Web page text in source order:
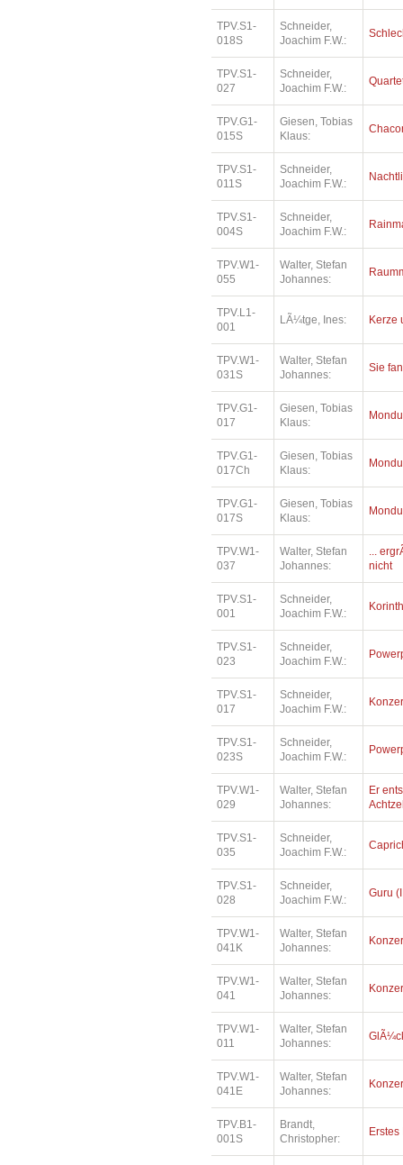
TPV.S1-
018S
Schneider,
Joachim F.W.:
TPV.S1-
027
Schneider,
Joachim F.W.:
TPV.G1-
015S
Giesen, Tobias
Klaus:
TPV.S1-
011S
Schneider,
Joachim F.W.:
TPV.S1-
004S
Schneider,
Joachim F.W.:
TPV.W1-
055
Walter, Stefan
Johannes:
TPV.L1-
001
LÃ¼tge, Ines: Kerze
TPV.W1-
031S
Walter, Stefan
Johannes:
Sie
TPV.G1-
017
Giesen, Tobias
Klaus:
TPV.G1-
017Ch
Giesen, Tobias
Klaus:
TPV.G1-
017S
Giesen, Tobias
Klaus:
TPV.W1-
037
Walter, Stefan
Johannes:
...
nicht
TPV.S1-
001
Schneider,
Joachim F.W.:
TPV.S1-
023
Schneider,
Joachim F.W.:
TPV.S1-
017
Schneider,
Joachim F.W.:
TPV.S1-
023S
Schneider,
Joachim F.W.:
TPV.W1-
029
Walter, Stefan
Johannes:
Er
TPV.S1-
035
Schneider,
Joachim F.W.:
TPV.S1-
028
Schneider,
Joachim F.W.:
Guru
TPV.W1-
041K
Walter, Stefan
Johannes:
TPV.W1-
041
Walter, Stefan
Johannes:
TPV.W1-
011
Walter, Stefan
Johannes:
TPV.W1-
041E
Walter, Stefan
Johannes:
TPV.B1-
001S
Brandt,
Christopher: